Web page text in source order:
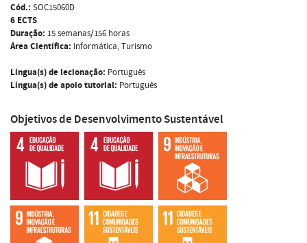
Cód.: SOC15060D
6 ECTS
Duração: 15 semanas/156 horas
Área Científica: Informática, Turismo
Língua(s) de lecionação: Português
Língua(s) de apoio tutorial: Português
Objetivos de Desenvolvimento Sustentável